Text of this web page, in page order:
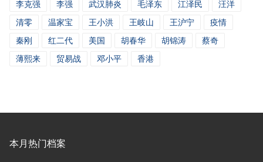
李克强 李强 武汉肺炎 毛泽东 江泽民
汪洋
清零
温家宝 王小洪 王岐山 王沪宁
疫情
秦刚
红二代 美国 胡春华 胡锦涛
蔡奇
薄熙来
贸易战 邓小平 香港
本月热门档案